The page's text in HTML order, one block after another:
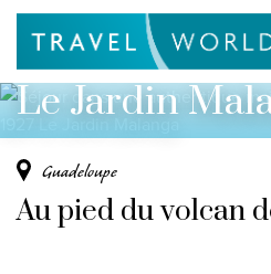
Les meilleures
Baoase Luxury Resort
Lux* Grand Baie Resort
Voir toutes les vacances
Page d'accueil Destinations
Séjour dans une
coloniale en bois de 1927
Le Jardin
Guadeloupe
Au pied du volcan